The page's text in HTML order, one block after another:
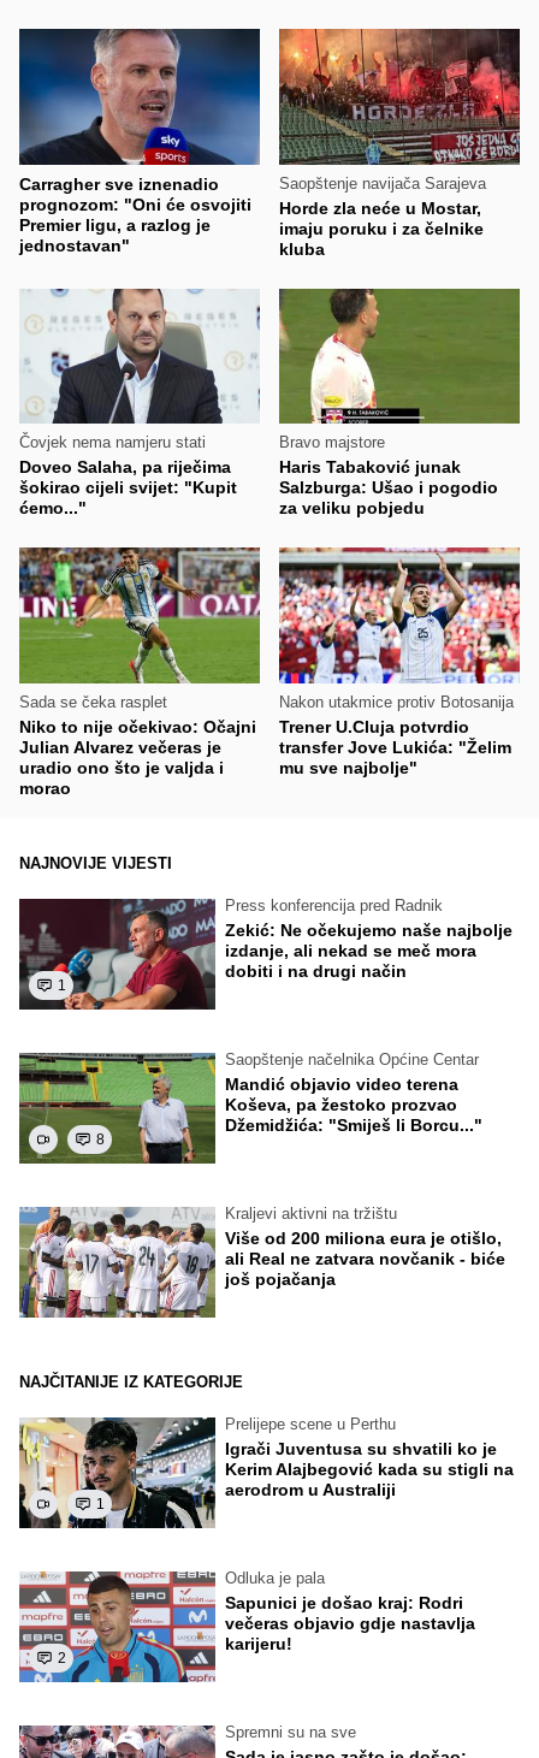
Carragher sve iznenadio
prognozom: "Oni će osvojiti
Premier ligu, a razlog je
jednostavan"
Saopštenje navijača Sarajeva
Horde zla neće u Mostar,
imaju poruku i za čelnike
kluba
Čovjek nema namjeru stati
Doveo Salaha, pa riječima
šokirao cijeli svijet: "Kupit
ćemo..."
Bravo majstore
Haris Tabaković junak
Salzburga: Ušao i pogodio
za veliku pobjedu
Sada se čeka rasplet
Niko to nije očekivao: Očajni
Julian Alvarez večeras je
uradio ono što je valjda i
morao
Nakon utakmice protiv Botosanija
Trener U.Cluja potvrdio
transfer Jove Lukića: "Želim
mu sve najbolje"
NAJNOVIJE VIJESTI
1
Press konferencija pred Radnik
Zekić: Ne očekujemo naše najbolje
izdanje, ali nekad se meč mora
dobiti i na drugi način
8
Saopštenje načelnika Općine Centar
Mandić objavio video terena
Koševa, pa žestoko prozvao
Džemidžića: "Smiješ li Borcu..."
Kraljevi aktivni na tržištu
Više od 200 miliona eura je otišlo,
ali Real ne zatvara novčanik - biće
još pojačanja
NAJČITANIJE IZ KATEGORIJE
1
Prelijepe scene u Perthu
Igrači Juventusa su shvatili ko je
Kerim Alajbegović kada su stigli na
aerodrom u Australiji
2
Odluka je pala
Sapunici je došao kraj: Rodri
večeras objavio gdje nastavlja
karijeru!
Spremni su na sve